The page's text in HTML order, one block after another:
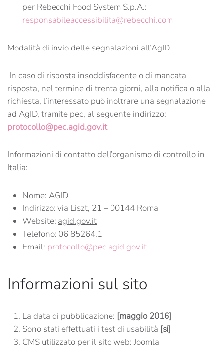
per Rebecchi Food System S.p.A.:
responsabileaccessibilita@rebecchi.com
Modalità di invio delle segnalazioni all’AgID
In caso di risposta insoddisfacente o di mancata
risposta, nel termine di trenta giorni, alla notifica o alla
richiesta, l’interessato può inoltrare una segnalazione
ad AgID, tramite pec, al seguente indirizzo:
protocollo@pec.agid.gov.it
Informazioni di contatto dell’organismo di controllo in
Italia:
Nome: AGID
Indirizzo: via Liszt, 21 – 00144 Roma
Website: agid.gov.it
Telefono: 06 85264.1
Email: protocollo@pec.agid.gov.it
Informazioni sul sito
La data di pubblicazione: [maggio 2016]
Sono stati effettuati i test di usabilità [si]
CMS utilizzato per il sito web: Joomla